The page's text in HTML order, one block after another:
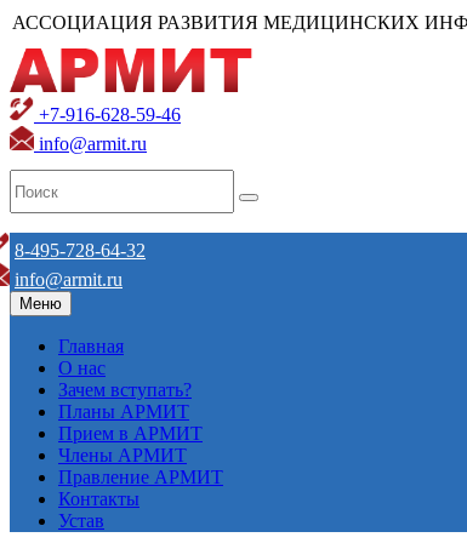
АССОЦИАЦИЯ РАЗВИТИЯ МЕДИЦИНСКИХ
+7-916-628-59-46
info@armit.ru
8-495-728-64-32
info@armit.ru
Меню
Главная
О нас
Зачем вступать?
Планы АРМИТ
Прием в АРМИТ
Члены АРМИТ
Правление АРМИТ
Контакты
Устав